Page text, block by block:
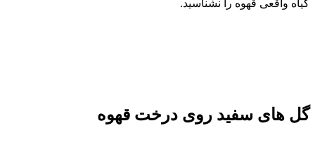
گیاه واقعی قهوه را نشناسید.
گل های سفید روی درخت قهوه